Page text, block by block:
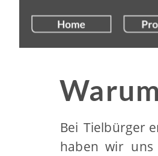
Bei Tielbürger
haben wir uns